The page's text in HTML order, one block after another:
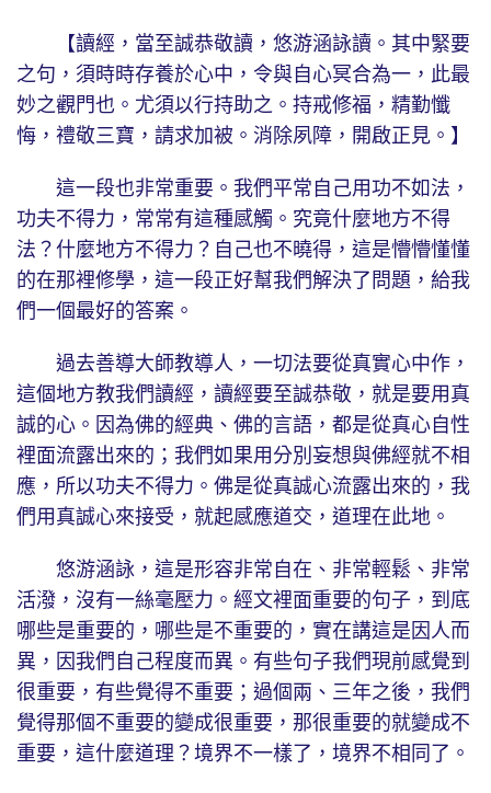
【讀經，當至誠恭敬讀，悠游涵詠讀。其中緊要
之句，須時時存養於心中，令與自心冥合為一，此最
妙之觀門也。尤須以行持助之。持戒修福，精勤懺
悔，禮敬三寶，請求加被。消除夙障，開啟正見。】
這一段也非常重要。我們平常自己用功不如法，
功夫不得力，常常有這種感觸。究竟什麼地方不得
法？什麼地方不得力？自己也不曉得，這是懵懵懂懂
的在那裡修學，這一段正好幫我們解決了問題，給我
們一個最好的答案。
過去善導大師教導人，一切法要從真實心中作，
這個地方教我們讀經，讀經要至誠恭敬，就是要用真
誠的心。因為佛的經典、佛的言語，都是從真心自性
裡面流露出來的；我們如果用分別妄想與佛經就不相
應，所以功夫不得力。佛是從真誠心流露出來的，我
們用真誠心來接受，就起感應道交，道理在此地。
悠游涵詠，這是形容非常自在、非常輕鬆、非常
活潑，沒有一絲毫壓力。經文裡面重要的句子，到底
哪些是重要的，哪些是不重要的，實在講這是因人而
異，因我們自己程度而異。有些句子我們現前感覺到
很重要，有些覺得不重要；過個兩、三年之後，我們
覺得那個不重要的變成很重要，那很重要的就變成不
重要，這什麼道理？境界不一樣了，境界不相同了。